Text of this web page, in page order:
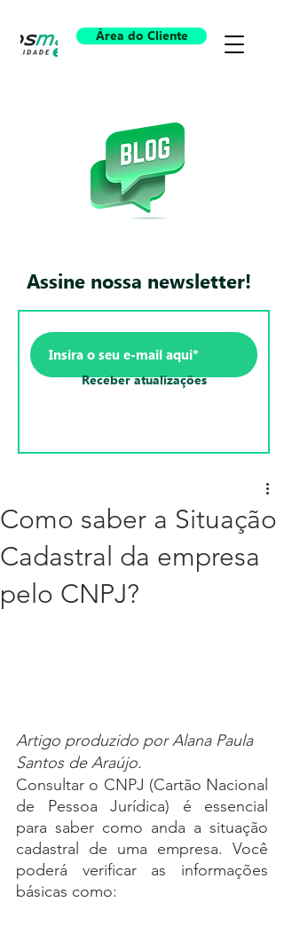
Área do Cliente
Assine nossa newsletter!
Receber atualizações
Como saber a Situação
Cadastral da empresa
pelo CNPJ?
Artigo produzido por Alana Paula
Santos de Araújo.
Consultar o CNPJ (Cartão Nacional
de Pessoa Jurídica) é essencial
para saber como anda a situação
cadastral de uma empresa. Você
poderá verificar as informações
básicas como: